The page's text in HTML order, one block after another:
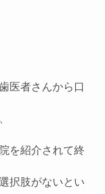
医者さんから口
を紹介されて終
択肢がないとい